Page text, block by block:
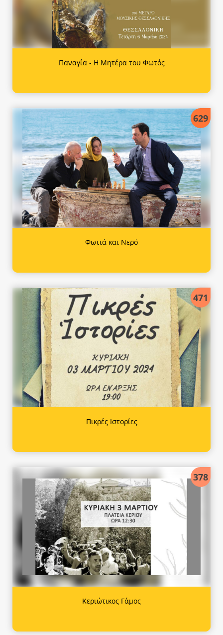
Παναγία - Η Μητέρα του Φωτός
629
Φωτιά και Νερό
471
Πικρές Ιστορίες
378
Κεριώτικος Γάμος